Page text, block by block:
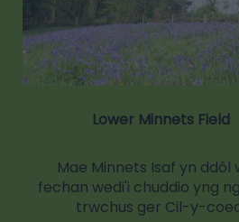
Lower Minnets Field
Mae Minnets Isaf yn ddôl
fechan wedi'i chuddio yng
trwchus ger Cil-y-